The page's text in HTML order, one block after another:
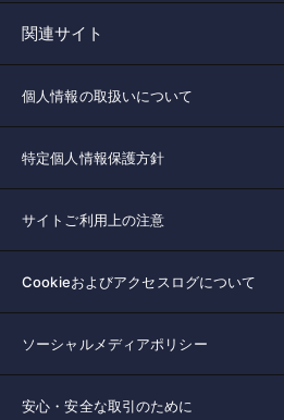
関連サイト
個人情報の取扱いについて
特定個人情報保護方針
サイトご利用上の注意
Cookieおよびアクセスログについて
ソーシャルメディアポリシー
安心・安全な取引のために